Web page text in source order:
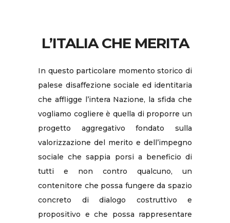
L’ITALIA CHE MERITA
In questo particolare momento storico di
palese disaffezione sociale ed identitaria
che affligge l’intera Nazione, la sfida che
vogliamo cogliere è quella di proporre un
progetto aggregativo fondato sulla
valorizzazione del merito e dell’impegno
sociale che sappia porsi a beneficio di
tutti e non contro qualcuno, un
contenitore che possa fungere da spazio
concreto di dialogo costruttivo e
propositivo e che possa rappresentare